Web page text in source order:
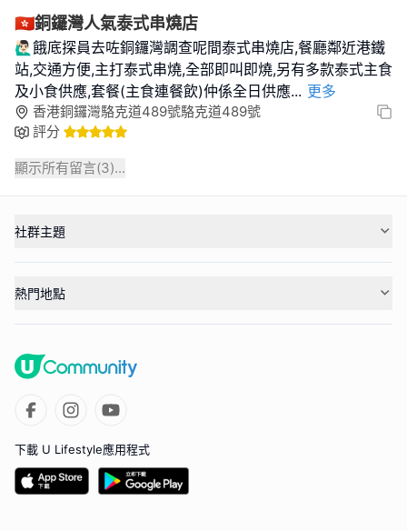
🇭🇰銅鑼灣人氣泰式串燒店
🙋🏻‍♂️餓底探員去咗銅鑼灣調查呢間泰式串燒店,餐廳鄰近港鐵
站,交通方便,主打泰式串燒,全部即叫即燒,另有多款泰式主食
及小食供應,套餐(主食連餐飲)仲係全日供應... 更多
香港銅鑼灣駱克道489號駱克道489號
評分
顯示所有留言(3)...
社群主題
熱門地點
下載 U Lifestyle應用程式